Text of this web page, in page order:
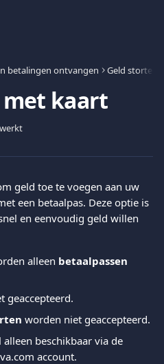
betalingen ontvangen Geld storten
kaart
geld toe te voegen aan uw
een betaalpas. Deze optie is
en eenvoudig geld willen
alleen betaalpassen
geaccepteerd.
worden niet geaccepteerd.
beschikbaar via de
account.